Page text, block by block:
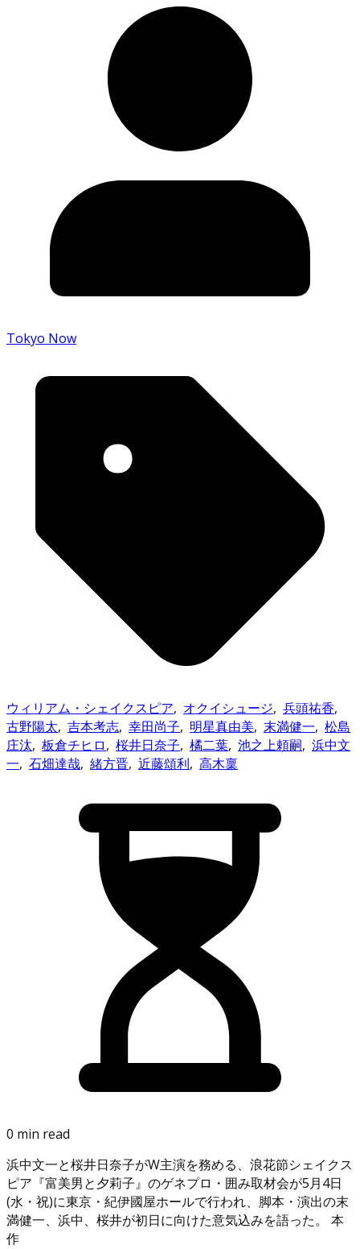
Tokyo Now
ウィリアム・シェイクスピア, オクイシュージ, 兵頭祐香,
古野陽太, 吉本考志, 幸田尚子, 明星真由美, 末満健一, 松島
庄汰, 板倉チヒロ, 桜井日奈子, 橘二葉, 池之上頼嗣, 浜中文
一, 石畑達哉, 緒方晋, 近藤頌利, 高木稟
0 min read
浜中文一と桜井日奈子がW主演を務める、浪花節シェイクス
ピア『富美男と夕莉子』のゲネプロ・囲み取材会が5月4日
(水・祝)に東京・紀伊國屋ホールで行われ、脚本・演出の末
満健一、浜中、桜井が初日に向けた意気込みを語った。 本
作